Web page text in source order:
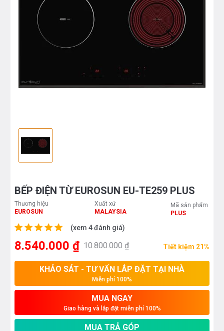
BẾP ĐIỆN TỪ EUROSUN EU-TE259 PLUS
Thương hiệu
EUROSUN
Xuất xứ
MALAYSIA
Mã sản phẩm
PLUS
(xem 4 đánh giá)
8.540.000 ₫ 10.800.000 ₫ Tiết kiệm 21%
KHẢO SÁT - TƯ VẤN LẮP ĐẶT TẠI NHÀ
Miễn phí 100%
MUA NGAY
Giao hàng và lắp đặt miễn phí 100%
MUA TRẢ GÓP